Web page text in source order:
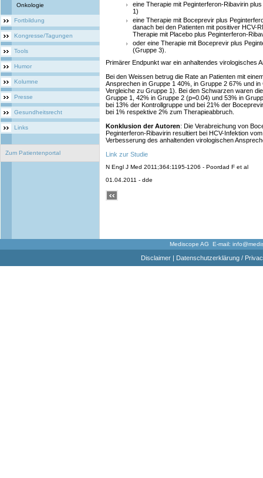
Onkologie
Fortbildung
Kongresse/Tagungen
Tools
Humor
Kolumne
Presse
Gesundheitsrecht
Links
Zum Patientenportal
eine Therapie mit Peginterferon-Ribavirin
1)
eine Therapie mit Boceprevir plus
danach bei den Patienten mit positiver HCV-
Therapie mit Placebo plus Peginterferon-
oder eine Therapie mit Boceprevir plus
(Gruppe 3).
Primärer Endpunkt war ein anhaltendes virologisches
Bei den Weissen betrug die Rate an Patienten mit
Ansprechen in Gruppe 1 40%, in Gruppe 2 67% und
Vergleiche zu Gruppe 1). Bei den Schwarzen waren
Gruppe 1, 42% in Gruppe 2 (p=0.04) und 53% in
bei 13% der Kontrollgruppe und bei 21% der
bei 1% respektive 2% zum Therapieabbruch.
Konklusion der Autoren: Die Verabreichung von
Peginterferon-Ribavirin resultiert bei HCV-Infektion
Verbesserung des anhaltenden virologischen
Link zur Studie
N Engl J Med 2011;364:1195-1206 - Poordad F et al
01.04.2011 - dde
Mediscope AG E-mail:
Disclaimer| Datenschutzerklärung /